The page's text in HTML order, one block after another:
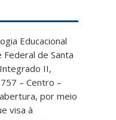
Educacional
de Santa
Integrado II,
– Centro –
por meio
visa à